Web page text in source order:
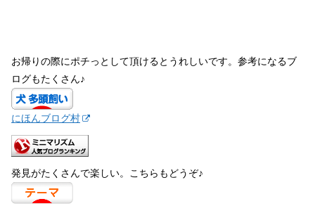
お帰りの際にポチっとして頂けるとうれしいです。参考になるブ
ログもたくさん♪
にほんブログ村
発見がたくさんで楽しい。こちらもどうぞ♪